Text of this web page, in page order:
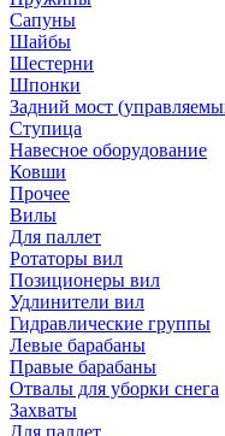
Сапуны
Шайбы
Шестерни
Шпонки
Задний мост
Ступица
Навесное оборудование
Ковши
Прочее
Вилы
Для паллет
Ротаторы вил
Позиционеры вил
Удлинители вил
Гидравлические группы
Левые барабаны
Правые барабаны
Отвалы для уборки снега
Захваты
Для паллет